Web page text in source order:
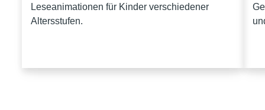
Leseanimationen für Kinder verschiedener
Altersstufen.